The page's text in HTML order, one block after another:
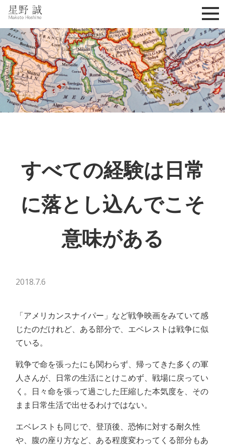
星野誠 makoto hoshino
すべての経験は日常
に落とし込んでこそ
意味がある
2018.7.6
「アメリカンスナイパー」など戦争映画をみていて感
じたのだけれど、ある部分で、エベレストは戦争に似
ている。
戦争で命を張ったにも関わらず、帰ってきた多くの軍
人さんが、日常の生活にとけこめず、戦場に戻ってい
く。日々命を張って過ごした圧縮した本気度を、その
まま日常生活で出せるわけではない。
エベレストも同じで、登頂後、恐怖に対する耐久性
や、腹の座り方など、ある程度変わってくる部分もあ